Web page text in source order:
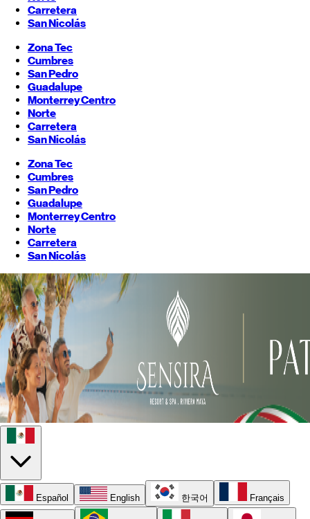
Carretera
San Nicolás
Zona Tec
Cumbres
San Pedro
Guadalupe
MonterreyCentro
Norte
Carretera
San Nicolás
Zona Tec
Cumbres
San Pedro
Guadalupe
MonterreyCentro
Norte
Carretera
San Nicolás
Español English 한국어 Français